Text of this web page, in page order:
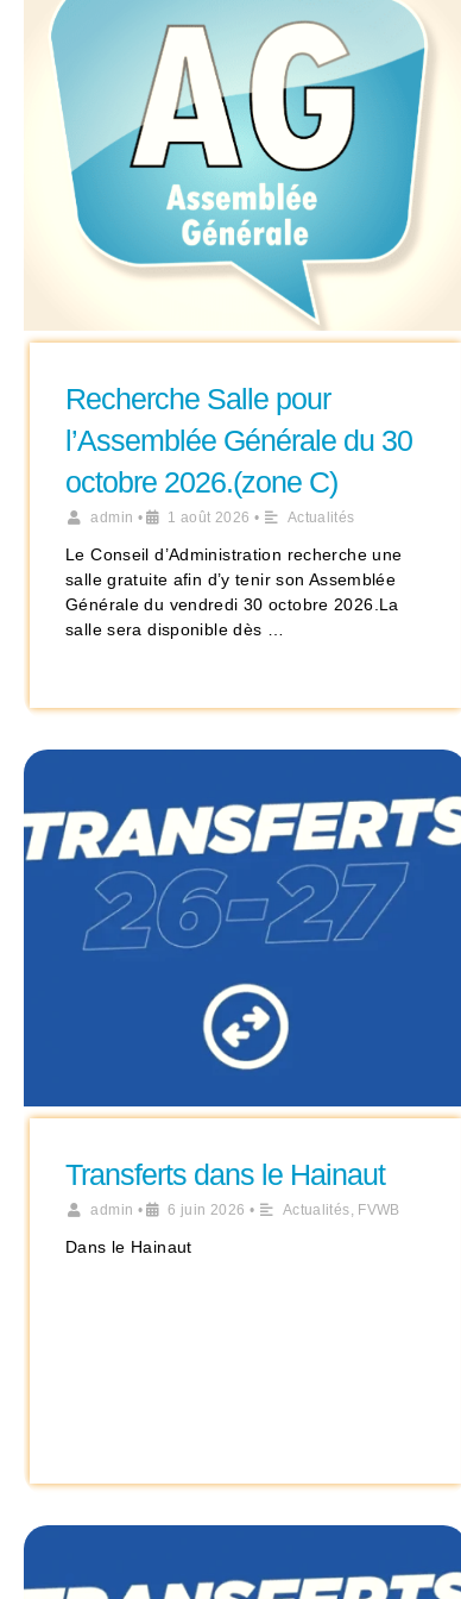
Recherche Salle pour
l’Assemblée Générale du 30
octobre 2026.(zone C)
admin • 1 août 2026 • Actualités
Le Conseil d’Administration recherche une
salle gratuite afin d’y tenir son Assemblée
Générale du vendredi 30 octobre 2026.La
salle sera disponible dès …
Transferts dans le Hainaut
admin • 6 juin 2026 • Actualités, FVWB
Dans le Hainaut